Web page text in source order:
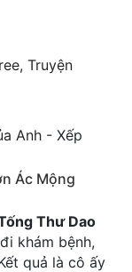
, Truyện
Anh - Xếp
Ác Mộng
Thư Dao
khám bệnh,
quả là cô ấy